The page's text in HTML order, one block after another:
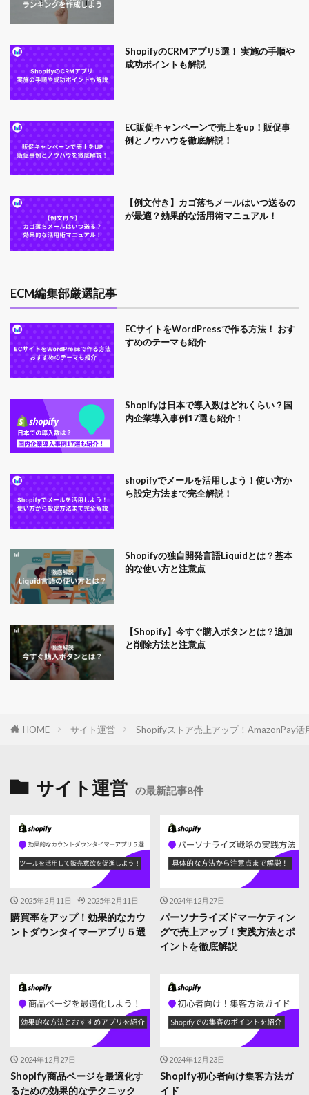
ShopifyのCRMアプリ5選！ 実施の手順や
成功ポイントも解説
EC販促キャンペーンで売上をup！販促事
例とノウハウを徹底解説！
【例文付き】カゴ落ちメールはいつ送るの
が最適？効果的な活用術マニュアル！
ECM編集部厳選記事
ECサイトをWordPressで作る方法！ おす
すめのテーマも紹介
Shopifyは日本で導入数はどれくらい？国
内企業導入事例17選も紹介！
shopifyでメールを活用しよう！使い方か
ら設定方法まで完全解説！
Shopifyの独自開発言語Liquidとは？基本
的な使い方と注意点
【Shopify】今すぐ購入ボタンとは？追加
と削除方法と注意点
HOME サイト運営 Shopifyストア売上アップ！AmazonPay活
サイト運営 の最新記事8件
2025年2月11日 2025年2月11日
購買率をアップ！効果的なカウ
ントダウンタイマーアプリ５選
2024年12月27日
パーソナライズドマーケティン
グで売上アップ！実践方法とポ
イントを徹底解説
2024年12月27日
Shopify商品ページを最適化す
るための効果的なテクニック
2024年12月23日
Shopify初心者向け集客方法ガ
イド